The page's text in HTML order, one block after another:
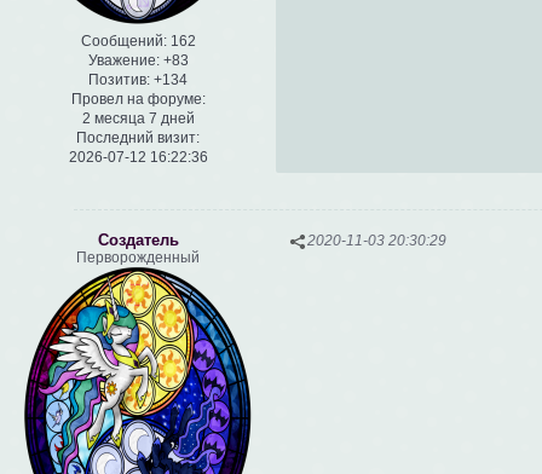
Сообщений:162
Уважение: +83
Позитив: +134
Провел на форуме:
2 месяца 7 дней
Последний визит:
2026-07-12 16:22:36
2020-11-03 20:30:29
Создатель
Перворожденный